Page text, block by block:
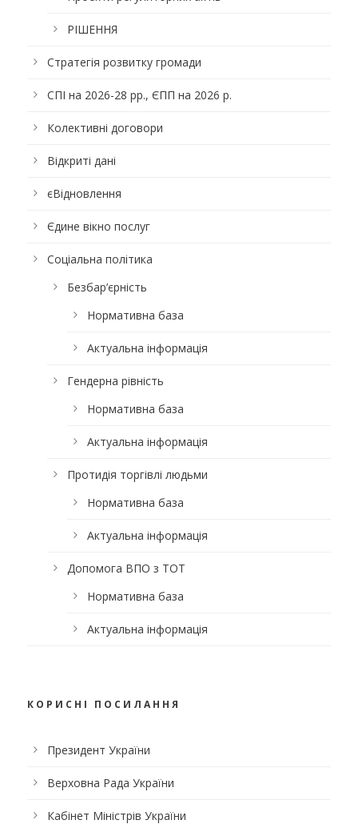
РІШЕННЯ
Стратегія розвитку громади
СПІ на 2026-28 рр., ЄПП на 2026 р.
Колективні договори
Відкриті дані
єВідновлення
Єдине вікно послуг
Соціальна політика
Безбар’єрність
Нормативна база
Актуальна інформація
Гендерна рівність
Нормативна база
Актуальна інформація
Протидія торгівлі людьми
Нормативна база
Актуальна інформація
Допомога ВПО з ТОТ
Нормативна база
Актуальна інформація
КОРИСНІ ПОСИЛАННЯ
Президент України
Верховна Рада України
Кабінет Міністрів України